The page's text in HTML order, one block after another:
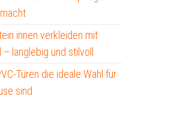
innen verkleiden mit
– langlebig und stilvoll
Türen die ideale Wahl für
sind